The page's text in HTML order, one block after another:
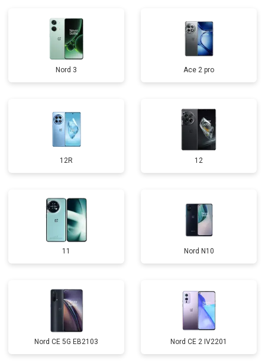
Nord 3 Ace 2 pro
12R 12
11 Nord N10
Nord CE 5G EB2103 Nord CE 2 IV2201